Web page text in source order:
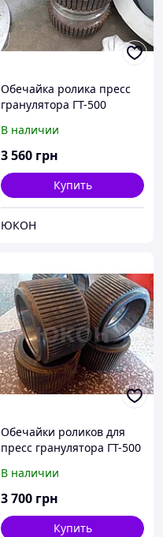
Обечайка ролика пресс
гранулятора ГТ-500
В наличии
3 560 грн
Купить
ЮКОН
Обечайки роликов для
пресс гранулятора ГТ-500
В наличии
3 700 грн
Купить